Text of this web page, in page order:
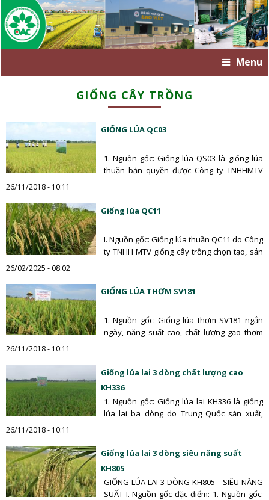
Menu
GIỐNG CÂY TRỒNG
GIỐNG LÚA QC03
1. Nguồn gốc: Giống lúa QS03 là giống lúa
thuần bản quyền được Công ty TNHHMTV
26/11/2018 - 10:11
Giống lúa QC11
I. Nguồn gốc: Giống lúa thuần QC11 do Công
ty TNHH MTV giống cây trồng chọn tạo, sản
26/02/2025 - 08:02
GIỐNG LÚA THƠM SV181
1. Nguồn gốc: Giống lúa thơm SV181 ngắn
ngày, năng suất cao, chất lượng gạo thơm
26/11/2018 - 10:11
Giống lúa lai 3 dòng chất lượng cao
KH336
1. Nguồn gốc: Giống lúa lai KH336 là giống
lúa lai ba dòng do Trung Quốc sản xuất,
26/11/2018 - 10:11
Giống lúa lai 3 dòng siêu năng suất
KH805
GIỐNG LÚA LAI 3 DÒNG KH805 - SIÊU NĂNG
SUẤT I. Nguồn gốc đặc điểm: 1. Nguồn gốc: